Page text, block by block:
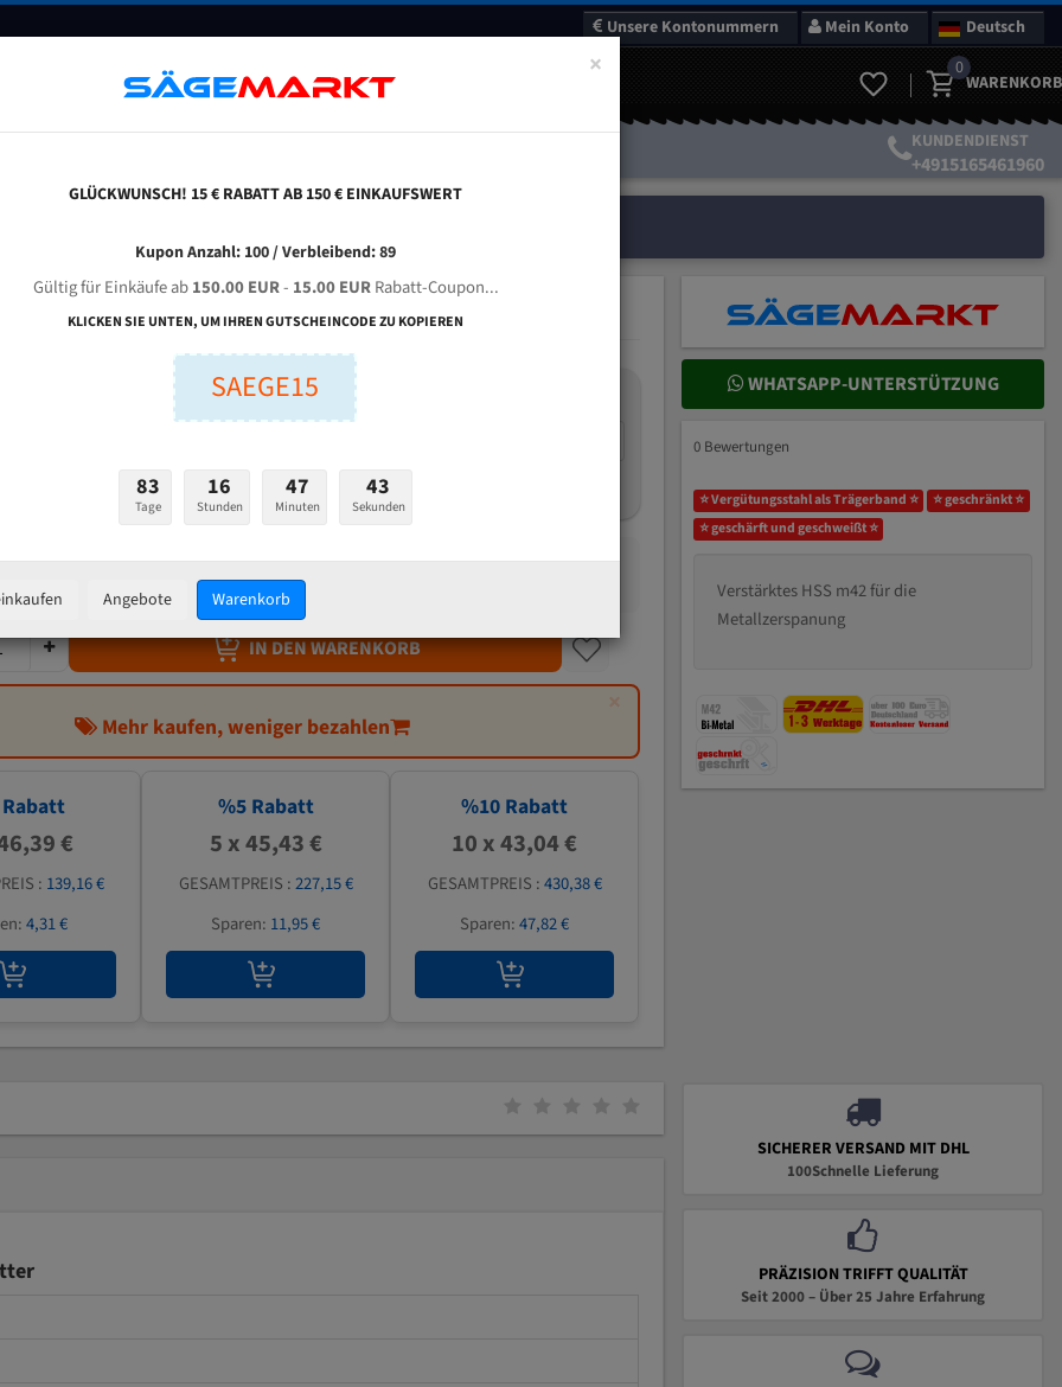
Unsere Kontonummern Mein Konto Deutsch
FAQ GUTSCHEINE BLOG KONTAKT
0
WARENKORB
KUNDENDIENST
+4915165461960
METALIN 420 SA für 4360 mm Bi-Metall Bandsägeblätter
Breite (mm):
47,82 €
zzgl.Versandkosten
IN DEN WARENKORB
×
Mehr kaufen, weniger bezahlen
€
: 139,16 €
4,31 €
%5Rabatt
5 x 45,43 €
GESAMTPREIS :227,15 €
Sparen: 11,95 €
%10 Rabatt
10 x 43,04 €
GESAMTPREIS :430,38 €
Sparen:47,82 €
WHATSAPP-UNTERSTÜTZUNG
0 Bewertungen
⭐ Vergütungsstahl als Trägerband ⭐
⭐ geschränkt ⭐
⭐ geschärft und geschweißt ⭐
Verstärktes HSS m42 für die
Metallzerspanung
SICHERER VERSAND MIT DHL
100Schnelle Lieferung
PRÄZISION TRIFFT QUALITÄT
Seit 2000 – Über 25 Jahre Erfahrung
×
GLÜCKWUNSCH! 15 € RABATT AB 150 € EINKAUFSWERT
Kupon Anzahl: 100 / Verbleibend: 89
Gültig für Einkäufe ab150.00 EUR- 15.00 EURRabatt-Coupon...
KLICKEN SIE UNTEN, UM IHREN GUTSCHEINCODE ZU KOPIEREN
SAEGE15
83
Tage
16
Stunden
47
Minuten
42
Sekunden
Angebote Warenkorb